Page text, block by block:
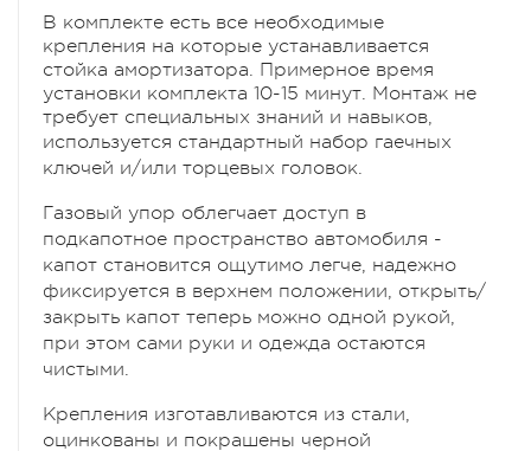
В комплекте есть все необходимые
крепления на которые устанавливается
стойка амортизатора. Примерное время
установки комплекта 10-15 минут. Монтаж не
требует специальных знаний и навыков,
используется стандартный набор гаечных
ключей и/или торцевых головок.
Газовый упор облегчает доступ в
подкапотное пространство автомобиля -
капот становится ощутимо легче, надежно
фиксируется в верхнем положении, открыть/
закрыть капот теперь можно одной рукой,
при этом сами руки и одежда остаются
чистыми.
Крепления изготавливаются из стали,
оцинкованы и покрашены черной